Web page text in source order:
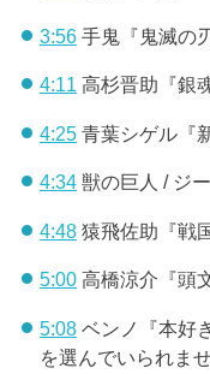
3:56手鬼『鬼滅の刃
4:11 高杉晋助『銀
4:25青葉シゲル『
4:34獣の巨人 / ジ
4:48猿飛佐助『戦
5:00高橋涼介『頭
5:08ベンノ『本好
を選んでいられませ